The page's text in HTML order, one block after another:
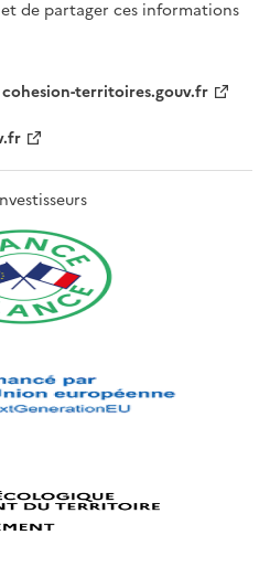
de partager ces informations
cohesion-territoires.gouv.fr